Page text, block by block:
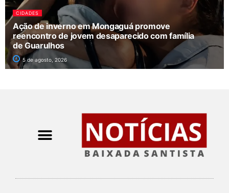
CIDADES
Ação de inverno em Mongaguá promove
reencontro de jovem desaparecido com família
de Guarulhos
5 de agosto, 2026